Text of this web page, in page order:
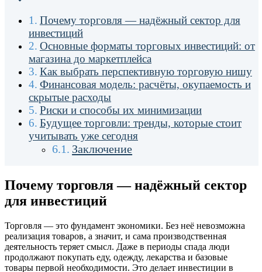
Почему торговля — надёжный сектор для
инвестиций
Основные форматы торговых инвестиций: от
магазина до маркетплейса
Как выбрать перспективную торговую нишу
Финансовая модель: расчёты, окупаемость и
скрытые расходы
Риски и способы их минимизации
Будущее торговли: тренды, которые стоит
учитывать уже сегодня
Заключение
Почему торговля — надёжный сектор
для инвестиций
Торговля — это фундамент экономики. Без неё невозможна
реализация товаров, а значит, и сама производственная
деятельность теряет смысл. Даже в периоды спада люди
продолжают покупать еду, одежду, лекарства и базовые
товары первой необходимости. Это делает инвестиции в